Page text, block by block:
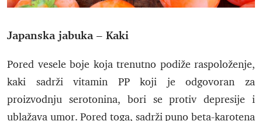
Japanska jabuka – Kaki
Pored vesele boje koja trenutno podiže raspoloženje,
kaki sadrži vitamin PP koji je odgovoran za
proizvodnju serotonina, bori se protiv depresije i
ublažava umor. Pored toga, sadrži puno beta-karotena